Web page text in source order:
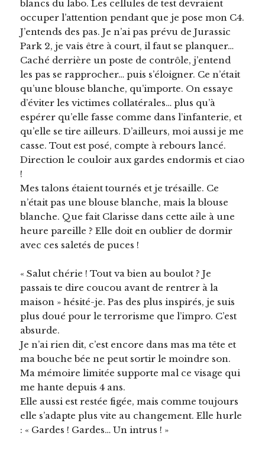
blancs du labo. Les cellules de test devraient
occuper l’attention pendant que je pose mon C4.
J’entends des pas. Je n’ai pas prévu de Jurassic
Park 2, je vais être à court, il faut se planquer…
Caché derrière un poste de contrôle, j’entend
les pas se rapprocher… puis s’éloigner. Ce n’était
qu’une blouse blanche, qu’importe. On essaye
d’éviter les victimes collatérales… plus qu’à
espérer qu’elle fasse comme dans l’infanterie, et
qu’elle se tire ailleurs. D’ailleurs, moi aussi je me
casse. Tout est posé, compte à rebours lancé.
Direction le couloir aux gardes endormis et ciao
!
Mes talons étaient tournés et je trésaille. Ce
n’était pas une blouse blanche, mais la blouse
blanche. Que fait Clarisse dans cette aile à une
heure pareille ? Elle doit en oublier de dormir
avec ces saletés de puces !
« Salut chérie ! Tout va bien au boulot ? Je
passais te dire coucou avant de rentrer à la
maison » hésité-je. Pas des plus inspirés, je suis
plus doué pour le terrorisme que l’impro. C’est
absurde.
Je n’ai rien dit, c’est encore dans mas ma tête et
ma bouche bée ne peut sortir le moindre son.
Ma mémoire limitée supporte mal ce visage qui
me hante depuis 4 ans.
Elle aussi est restée figée, mais comme toujours
elle s’adapte plus vite au changement. Elle hurle
: « Gardes ! Gardes… Un intrus ! »